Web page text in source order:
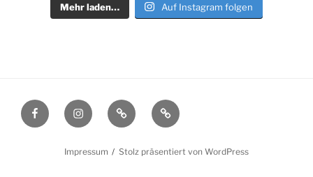
Mehr laden… Auf Instagram folgen
FacebookInstagramFilmmakers.deSchauspielervideos.de
Impressum Stolz präsentiert von WordPress